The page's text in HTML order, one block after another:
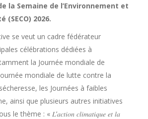
la Semaine de l’Environnement et
(SECO) 2026.
se veut un cadre fédérateur
célébrations dédiées à
la Journée mondiale de
mondiale de lutte contre la
les Journées à faibles
ainsi que plusieurs autres initiatives
le thème : « 𝐿’𝑎𝑐𝑡𝑖𝑜𝑛 𝑐𝑙𝑖𝑚𝑎𝑡𝑖𝑞𝑢𝑒 𝑒𝑡 𝑙𝑎